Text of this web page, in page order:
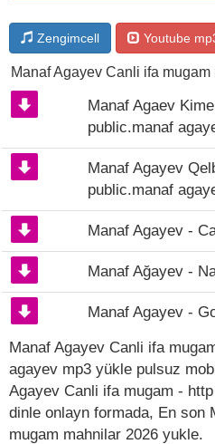
Zengimcell Youtube
Manaf Agayev Canli ifa
Manaf Agaev
public.manaf
Manaf Agayev
public.manaf
Manaf Agayev -
Manaf Ağayev -
Manaf Agayev -
Manaf Agayev Canli ifa
agayev mp3 yükle pulsuz
Agayev Canli ifa mugam -
dinle onlayn formada, En son
mugam mahnilar 2026 yukle.